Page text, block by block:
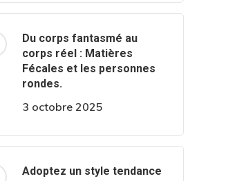
Du corps fantasmé au
corps réel : Matières
Fécales et les personnes
rondes.
3 octobre 2025
Adoptez un style tendance